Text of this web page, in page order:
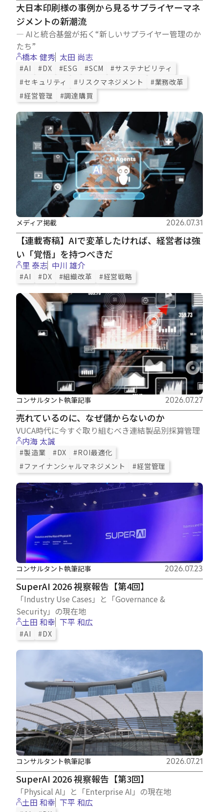
大日本印刷様の事例から見るサプライヤーマネ
ジメントの新潮流
― AIと統合基盤が拓く“新しいサプライヤー管理のか
たち”
橋本 健秀 太田 尚志
#AI #DX #ESG #SCM
#サステナビリティ
#セキュリティ
#リスクマネジメント
#業務改革
#経営管理
#調達購買
【連載寄稿】AIで変革したければ、経営者は強
い「覚悟」を持つべきだ
メディア掲載 2026.07.31
里 泰志 中川 雄介
#AI #DX #組織改革 #経営戦略
売れているのに、なぜ儲からないのか
VUCA時代に今すぐ取り組むべき連結製品別採算管理
コンサルタント執筆記事 2026.07.27
内海 太誠
#製造業 #DX
#ROI最適化
#ファイナンシャルマネジメント
#経営管理
SuperAI 2026 視察報告【第4回】
「Industry Use Cases」と「Governance &
Security」の現在地
コンサルタント執筆記事 2026.07.23
土田 和幸 下平 和広
#AI #DX
SuperAI 2026 視察報告【第3回】
「Physical AI」と「Enterprise AI」の現在地
コンサルタント執筆記事 2026.07.21
土田 和幸 下平 和広